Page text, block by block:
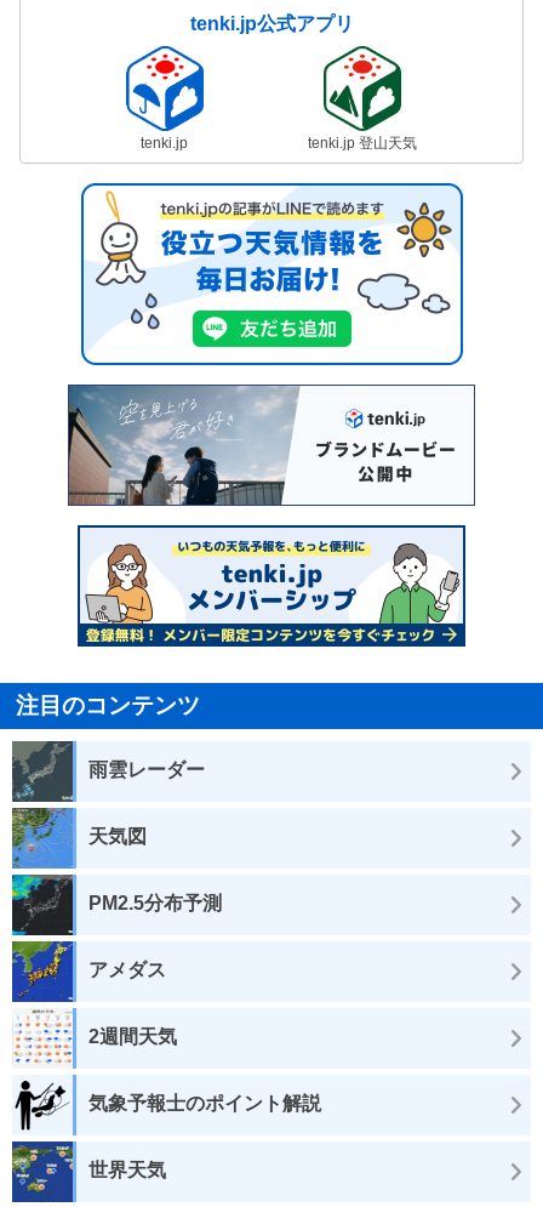
tenki.jp公式アプリ
tenki.jp tenki.jp 登山天気
注目のコンテンツ
雨雲レーダー
天気図
PM2.5分布予測
アメダス
2週間天気
気象予報士のポイント解説
世界天気